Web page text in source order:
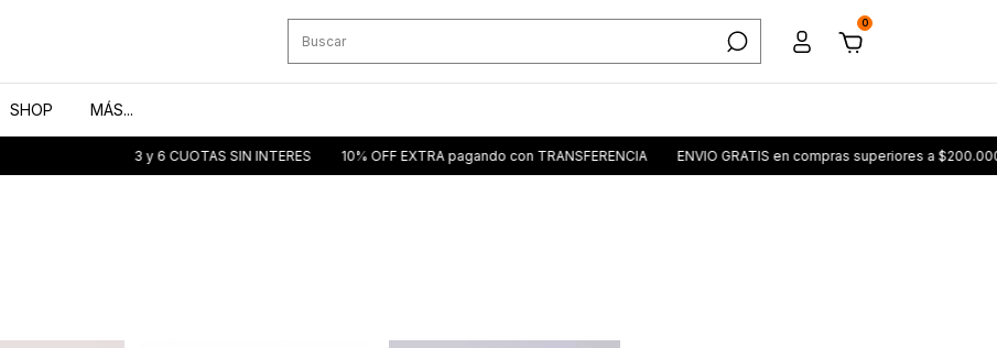
0
SHOP MÁS...
3 y 6 CUOTAS SIN INTERES 10% OFF EXTRA pagando con TRANSFERENCIA ENVIO GRATIS en compras superiores a $200.000